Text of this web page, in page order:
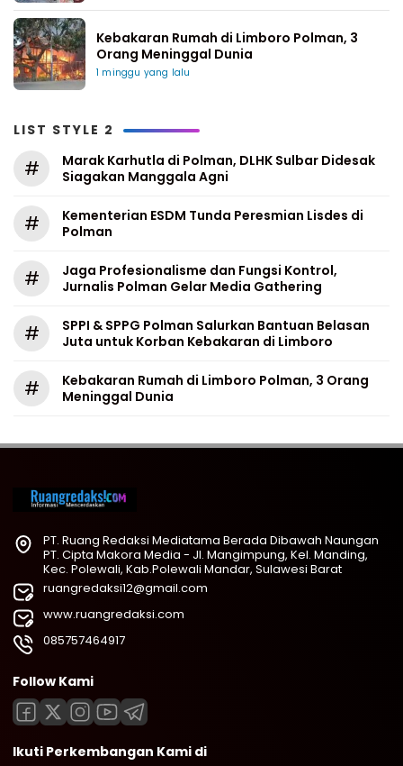
Kebakaran Rumah di Limboro Polman, 3
Orang Meninggal Dunia
1 minggu yang lalu
LIST STYLE 2
#
Marak Karhutla di Polman, DLHK Sulbar Didesak
Siagakan Manggala Agni
#
Kementerian ESDM Tunda Peresmian Lisdes di
Polman
#
Jaga Profesionalisme dan Fungsi Kontrol,
Jurnalis Polman Gelar Media Gathering
#
SPPI & SPPG Polman Salurkan Bantuan Belasan
Juta untuk Korban Kebakaran di Limboro
#
Kebakaran Rumah di Limboro Polman, 3 Orang
Meninggal Dunia
PT. Ruang Redaksi Mediatama Berada Dibawah Naungan
PT. Cipta Makora Media - Jl. Mangimpung, Kel. Manding,
Kec. Polewali, Kab.Polewali Mandar, Sulawesi Barat
ruangredaksi12@gmail.com
www.ruangredaksi.com
085757464917
Follow Kami
Ikuti Perkembangan Kami di